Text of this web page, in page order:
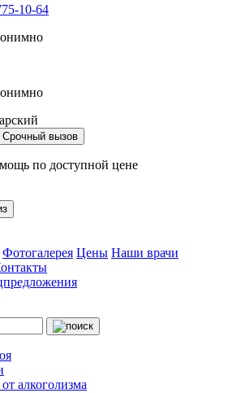
10-64
Срочный вызов
по доступной цене
Фотогалерея Цены Наши врачи
алкоголизма